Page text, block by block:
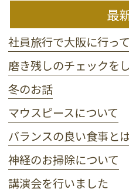
最
社員旅行で大阪に行っ
磨き残しのチェックを
冬のお話
マウスピースについて
バランスの良い食事と
神経のお掃除について
講演会を行いました